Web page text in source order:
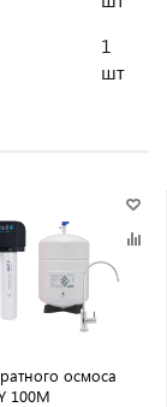
1
шт
осмоса
100M